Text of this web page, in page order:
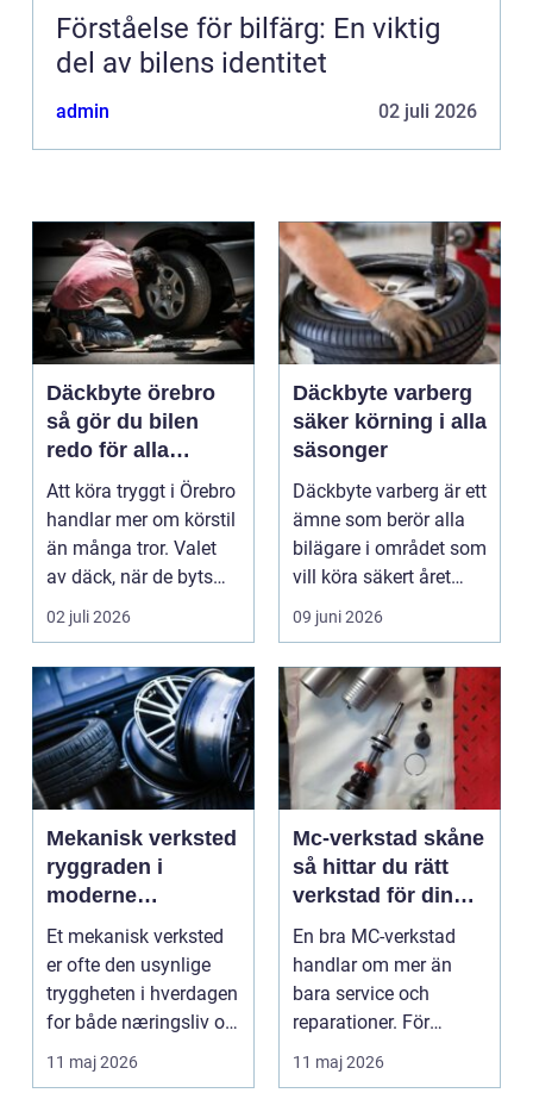
Förståelse för bilfärg: En viktig
del av bilens identitet
admin 02 juli 2026
Däckbyte örebro
så gör du bilen
redo för alla
årstider
Att köra tryggt i Örebro
handlar mer om körstil
än många tror. Valet
av däck, när de byts
och hur de...
02 juli 2026
Däckbyte varberg
säker körning i alla
säsonger
Däckbyte varberg är ett
ämne som berör alla
bilägare i området som
vill köra säkert året
om. När väd...
09 juni 2026
Mekanisk verksted
ryggraden i
moderne
maskinpark
Et mekanisk verksted
er ofte den usynlige
tryggheten i hverdagen
for både næringsliv og
privatperson...
11 maj 2026
Mc-verkstad skåne
så hittar du rätt
verkstad för din
motorcykel
En bra MC-verkstad
handlar om mer än
bara service och
reparationer. För
många förare i Skåne
är verk...
11 maj 2026